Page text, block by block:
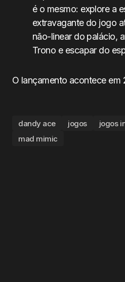
é o mesmo: explore a
extravagante do jogo
não-linear do palácio,
Trono e escapar do
O lançamento acontece em
dandy ace jogos
jogos
mad mimic